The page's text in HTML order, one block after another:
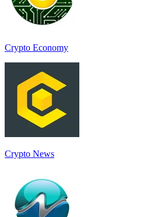
Crypto Economy
Crypto News